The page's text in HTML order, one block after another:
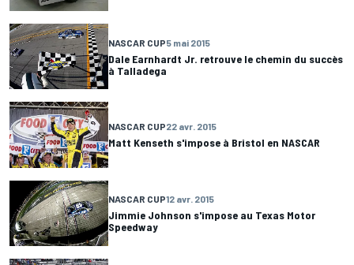
NASCAR CUP5 mai 2015
Dale Earnhardt Jr. retrouve le chemin du succès
à Talladega
NASCAR CUP22 avr. 2015
Matt Kenseth s'impose à Bristol en NASCAR
NASCAR CUP12 avr. 2015
Jimmie Johnson s'impose au Texas Motor
Speedway